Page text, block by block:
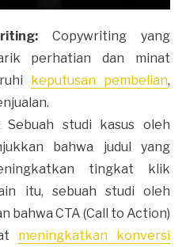
Copywriting yang
perhatian dan minat
keputusan pembelian,
Sebuah studi kasus oleh
bahwa judul yang
tingkat klik
itu, sebuah studi oleh
bahwa CTA (Call to Action)
meningkatkan konversi